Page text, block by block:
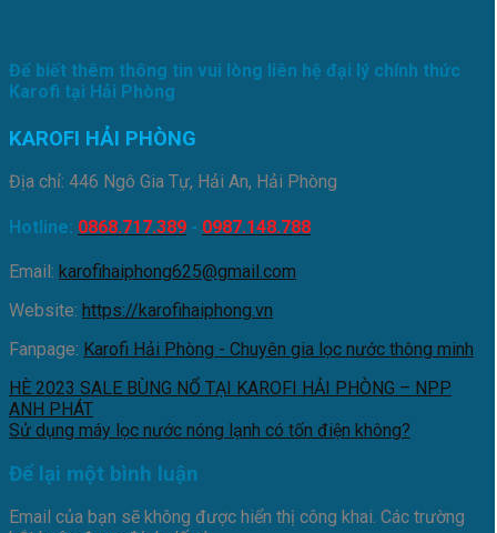
Để biết thêm thông tin vui lòng liên hệ đại lý chính thức
Karofi tại Hải Phòng
KAROFI HẢI PHÒNG
Địa chỉ: 446 Ngô Gia Tự, Hải An, Hải Phòng
Hotline: 0868.717.389 - 0987.148.788
Email: karofihaiphong625@gmail.com
Website: https://karofihaiphong.vn
Fanpage: Karofi Hải Phòng - Chuyên gia lọc nước thông minh
HÈ 2023 SALE BÙNG NỔ TẠI KAROFI HẢI PHÒNG – NPP
ANH PHÁT
Sử dụng máy lọc nước nóng lạnh có tốn điện không?
Để lại một bình luận
Email của bạn sẽ không được hiển thị công khai. Các trường